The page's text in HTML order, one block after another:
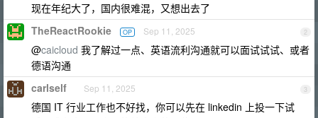
现在年纪大了，国内很难混，又想出去了
2
TheReactRookie OP Sep 11, 2025
@caicloud 我了解过一点、英语流利沟通就可以面试试试、或者
德语沟通
3
carlself Sep 11, 2025
德国 IT 行业工作也不好找，你可以先在 linkedin 上投一下试